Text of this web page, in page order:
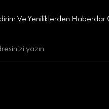
Ve Yeniliklerden Haberdar